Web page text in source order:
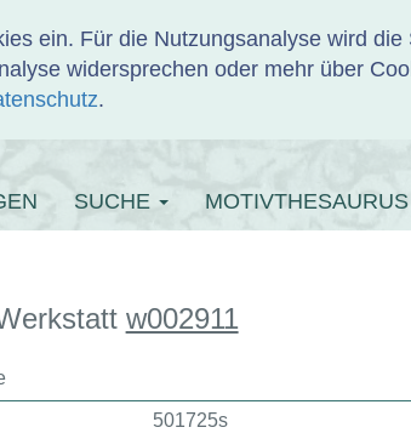
ein. Für die Nutzungsanalyse wird
widersprechen oder mehr über
.
SUCHE MOTIVTHESAURUS
w002911
501725s